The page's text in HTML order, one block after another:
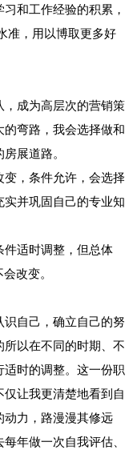
和工作经验的积累，
准，用以博取更多好
，成为高层次的营销策
弯路，我会选择做和
展道路。
，条件允许，会选择
并巩固自己的专业知
件适时调整，但总体
改变。
自己，确立自己的努
以在不同的时期、不
适时的调整。这一份职
让我更清楚地看到自
动力，路漫漫其修远
年做一次自我评估、